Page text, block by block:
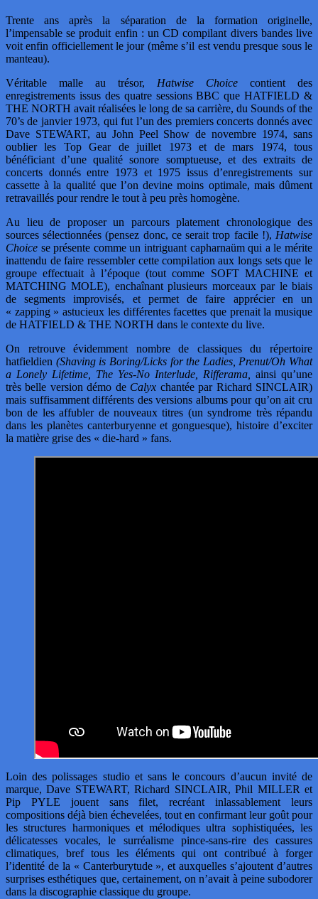
Trente ans après la séparation de la formation originelle,
l’impensable se produit enfin : un CD compilant divers bandes live
voit enfin officiellement le jour (même s’il est vendu presque sous le
manteau).
Véritable malle au trésor, Hatwise Choice contient des
enregistrements issus des quatre sessions BBC que HATFIELD &
THE NORTH avait réalisées le long de sa carrière, du Sounds of the
70’s de janvier 1973, qui fut l’un des premiers concerts donnés avec
Dave STEWART, au John Peel Show de novembre 1974, sans
oublier les Top Gear de juillet 1973 et de mars 1974, tous
bénéficiant d’une qualité sonore somptueuse, et des extraits de
concerts donnés entre 1973 et 1975 issus d’enregistrements sur
cassette à la qualité que l’on devine moins optimale, mais dûment
retravaillés pour rendre le tout à peu près homogène.
Au lieu de proposer un parcours platement chronologique des
sources sélectionnées (pensez donc, ce serait trop facile !), Hatwise
Choice se présente comme un intriguant capharnaüm qui a le mérite
inattendu de faire ressembler cette compilation aux longs sets que le
groupe effectuait à l’époque (tout comme SOFT MACHINE et
MATCHING MOLE), enchaînant plusieurs morceaux par le biais
de segments improvisés, et permet de faire apprécier en un
« zapping » astucieux les différentes facettes que prenait la musique
de HATFIELD & THE NORTH dans le contexte du live.
On retrouve évidemment nombre de classiques du répertoire
hatfieldien (Shaving is Boring/Licks for the Ladies, Prenut/Oh What
a Lonely Lifetime, The Yes-No Interlude, Rifferama,
ainsi qu’une
très belle version démo de Calyx chantée par Richard SINCLAIR)
mais suffisamment différents des versions albums pour qu’on ait cru
bon de les affubler de nouveaux titres (un syndrome très répandu
dans les planètes canterburyenne et gonguesque), histoire d’exciter
la matière grise des « die-hard » fans.
Loin des polissages studio et sans le concours d’aucun invité de
marque, Dave STEWART, Richard SINCLAIR, Phil MILLER et
Pip PYLE jouent sans filet, recréant inlassablement leurs
compositions déjà bien échevelées, tout en confirmant leur goût pour
les structures harmoniques et mélodiques ultra sophistiquées, les
délicatesses vocales, le surréalisme pince-sans-rire des cassures
climatiques, bref tous les éléments qui ont contribué à forger
l’identité de la « Canterburytude », et auxquelles s’ajoutent d’autres
surprises esthétiques que, certainement, on n’avait à peine subodorer
dans la discographie classique du groupe.